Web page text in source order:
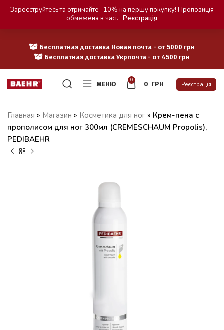
Бесплатная доставка Новая почта - от 5000 грн
Бесплатная доставка Укрпочта - от 4500 грн
МЕНЮ
0
0 ГРН Реєстрація
Главная » Магазин » Косметика для ног » Крем-пена с
прополисом для ног 300мл (CREMESCHAUM Propolis),
PEDIBAEHR
Зареєструйтесь та отримайте -10% на першу покупку! Пропозиція
обмежена в часі. Реєстрація